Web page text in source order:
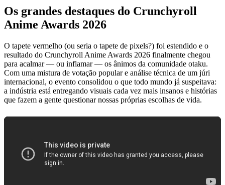
Os grandes destaques do Crunchyroll
Anime Awards 2026
O tapete vermelho (ou seria o tapete de pixels?) foi estendido e o
resultado do Crunchyroll Anime Awards 2026 finalmente chegou
para acalmar — ou inflamar — os ânimos da comunidade otaku.
Com uma mistura de votação popular e análise técnica de um júri
internacional, o evento consolidou o que todo mundo já suspeitava:
a indústria está entregando visuais cada vez mais insanos e histórias
que fazem a gente questionar nossas próprias escolhas de vida.